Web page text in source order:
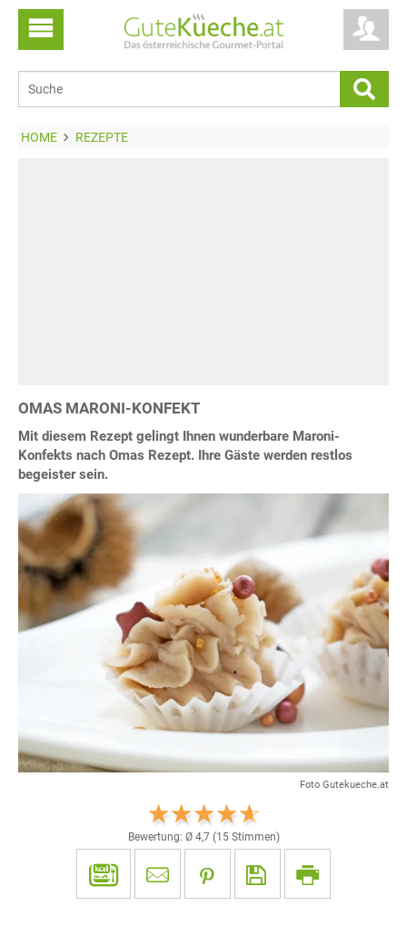
HOME REZEPTE
OMAS MARONI-KONFEKT
Mit diesem Rezept gelingt Ihnen wunderbare Maroni-
Konfekts nach Omas Rezept. Ihre Gäste werden restlos
begeister sein.
Foto Gutekueche.at
Bewertung: Ø 4,7(15Stimmen)